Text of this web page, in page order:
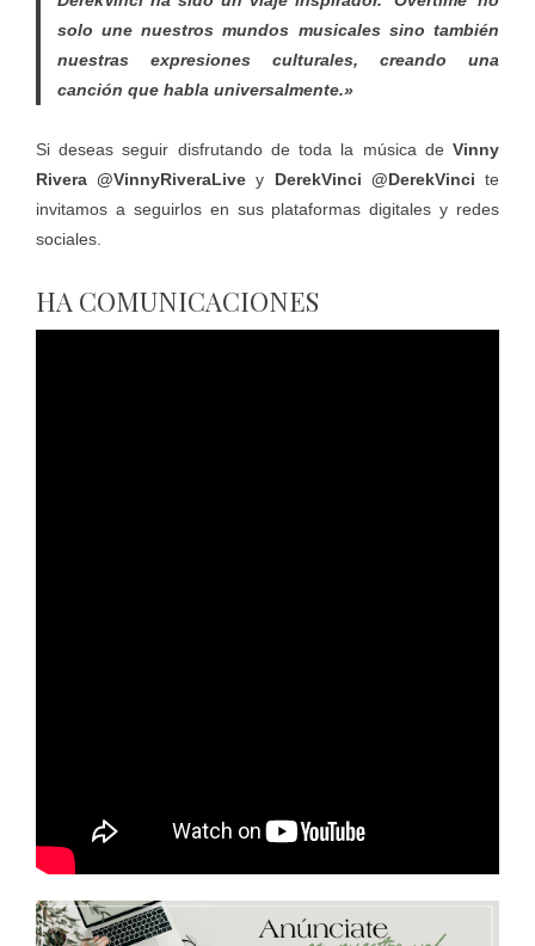
solo une nuestros mundos musicales sino también
nuestras expresiones culturales, creando una
canción que habla universalmente.»
Si deseas seguir disfrutando de toda la música de Vinny
Rivera @VinnyRiveraLive y DerekVinci @DerekVinci te
invitamos a seguirlos en sus plataformas digitales y redes
sociales.
HA COMUNICACIONES